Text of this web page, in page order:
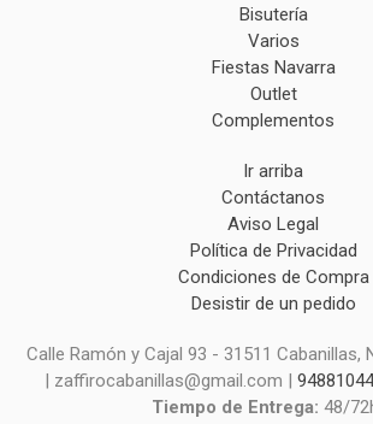
Bisutería
Varios
Fiestas Navarra
Outlet
Complementos
Ir arriba
Contáctanos
Aviso Legal
Política de Privacidad
Condiciones de Compra
Desistir de un pedido
Calle Ramón y Cajal 93 - 31511 Cabanillas,
| zaffirocabanillas@gmail.com |
Tiempo de Entrega: 48/